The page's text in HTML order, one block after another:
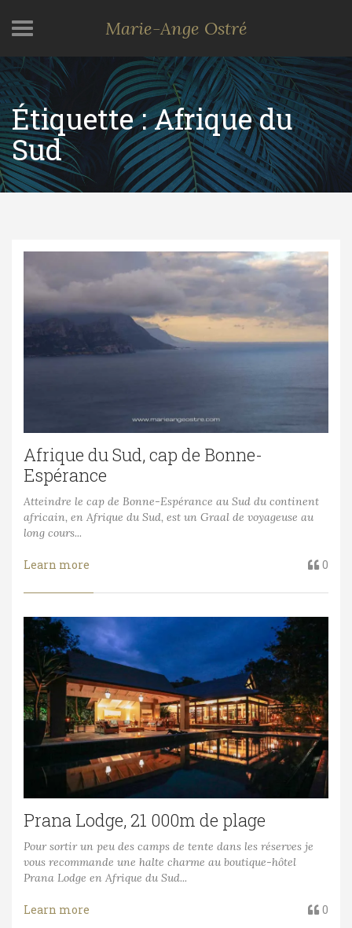
Marie-Ange Ostré
Étiquette :Afrique du
Sud
Afrique du Sud, cap de Bonne-
Espérance
Atteindre le cap de Bonne-Espérance au Sud du continent
africain, en Afrique du Sud, est un Graal de voyageuse au
long cours...
Learn more 0
Prana Lodge, 21 000m de plage
Pour sortir un peu des camps de tente dans les réserves je
vous recommande une halte charme au boutique-hôtel
Prana Lodge en Afrique du Sud...
Learn more 0